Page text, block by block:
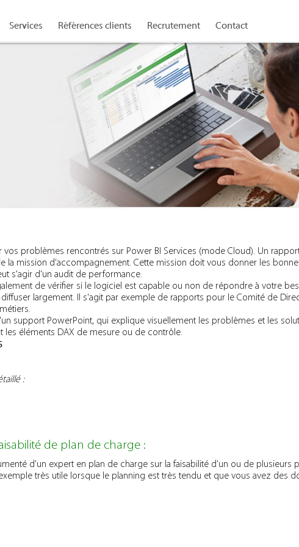
Services Références clients Recrutement Contact
vos problèmes rencontrés sur Power BI Services (mode Cloud). Un
la mission d'accompagnement. Cette mission doit vous donner les
s'agir d'un audit de performance.
de vérifier si le logiciel est capable ou non de répondre à votre
largement. Il s'agit par exemple de rapports pour le Comité de
support PowerPoint, qui explique visuellement les problèmes et les
les éléments DAX de mesure ou de contrôle.
:
de plan de charge :
d'un expert en plan de charge sur la faisabilité d'un ou de
très utile lorsque le planning est très tendu et que vous avez des